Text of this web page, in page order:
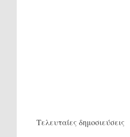
Τελευταίες δημοσιεύσεις